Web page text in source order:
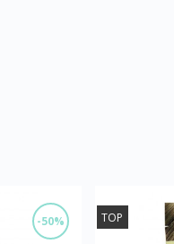
-50% TOP